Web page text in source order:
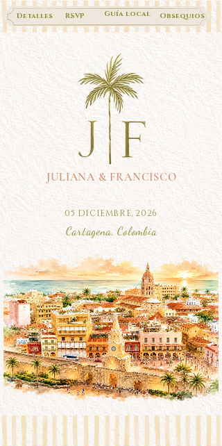
Guía local
Detalles RSVP Obsequios
JULIANA & FRANCISCO
05 DICIEMBRE, 2026
Cartagena, Colombia